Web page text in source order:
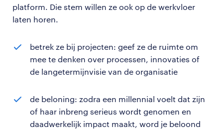
platform. Die stem willen ze ook op de werkvloer
laten horen.
betrek ze bij projecten: geef ze de ruimte om
mee te denken over processen, innovaties of
de langetermijnvisie van de organisatie
de beloning: zodra een millennial voelt dat zijn
of haar inbreng serieus wordt genomen en
daadwerkelijk impact maakt, word je beloond